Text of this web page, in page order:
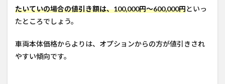
たいていの場合の値引き額は、100,000円～600,000円といっ
たところでしょう。
車両本体価格からよりは、オプションからの方が値引きされ
やすい傾向です。